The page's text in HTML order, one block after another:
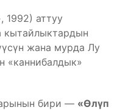
1992) аттуу
кытайлыктардын
жана мурда Лу
«каннибалдык»
бири — «Өлүп